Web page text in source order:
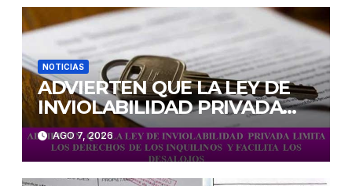
NOTICIAS
ADVIERTEN QUE LA LEY DE
INVIOLABILIDAD PRIVADA
LIMITA LOS DERECHOS DE
LOS INQUILINOS Y FACILITA
LOS DESALOJOS
AGO 7, 2026